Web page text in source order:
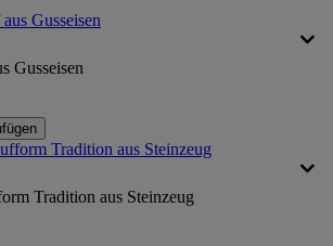
Gusseisen
Tradition aus Steinzeug